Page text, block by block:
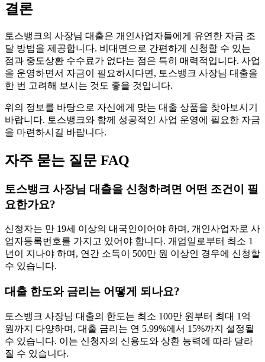
결론
토스뱅크의 사장님 대출은 개인사업자들에게 유연한 자금 조
달 방법을 제공합니다. 비대면으로 간편하게 신청할 수 있는
점과 중도상환 수수료가 없다는 점은 특히 매력적입니다. 사업
을 운영하면서 자금이 필요하시다면, 토스뱅크 사장님 대출을
한 번 고려해 보시는 것도 좋을 것입니다.
위의 정보를 바탕으로 자신에게 맞는 대출 상품을 찾아보시기
바랍니다. 토스뱅크와 함께 성공적인 사업 운영에 필요한 자금
을 마련하시길 바랍니다.
자주 묻는 질문 FAQ
토스뱅크 사장님 대출을 신청하려면 어떤 조건이 필
요한가요?
신청자는 만 19세 이상의 내국인이어야 하며, 개인사업자로 사
업자등록번호를 가지고 있어야 합니다. 개업일로부터 최소 1
년이 지나야 하며, 연간 소득이 500만 원 이상인 경우에 신청할
수 있습니다.
대출 한도와 금리는 어떻게 되나요?
토스뱅크 사장님 대출의 한도는 최소 100만 원부터 최대 1억
원까지 다양하며, 대출 금리는 연 5.99%에서 15%까지 설정될
수 있습니다. 이는 신청자의 신용도와 상환 능력에 따라 달라
질 수 있습니다.